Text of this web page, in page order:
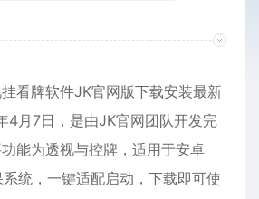
看牌软件JK官网版下载安装最新
4月7日，是由JK官网团队开发完
能为透视与控牌，适用于安卓
统，一键适配启动，下载即可使